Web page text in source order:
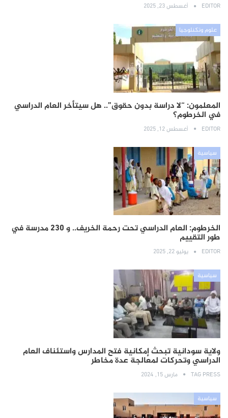
EDITOR أغسطس 23, 2025
علوم وتكنلوجيا
المعلمون: “لا دراسة بدون حقوق”.. هل سيتأخر العام الدراسي
في الخرطوم؟
EDITOR أغسطس 12, 2025
سياسية
الخرطوم: العام الدراسي تحت رحمة الخريف.. و 230 مدرسة في
طور التقييم
EDITOR يوليو 22, 2025
سياسية
ولاية سودانية تبحث إمكانية فتح المدارس واستئناف العام
الدراسي وتحركات لمعالجة عدة مخاطر
TAG PRESS مارس 15, 2024
سياسية